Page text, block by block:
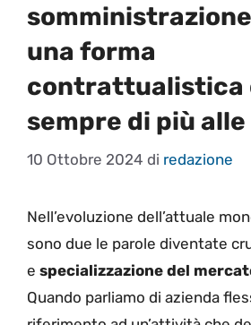
una forma
contrattualistica
sempre di più
10 Ottobre 2024 di redazione
Nell’evoluzione dell’attuale
sono due le parole diventate
e specializzazione del
Quando parliamo di azienda